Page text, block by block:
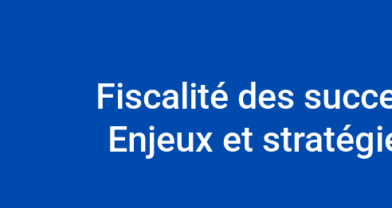
Fiscalité des
Enjeux et